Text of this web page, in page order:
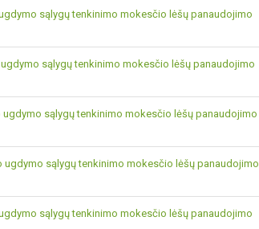
sąlygų tenkinimo mokesčio lėšų panaudojimo
ugdymo sąlygų tenkinimo mokesčio lėšų panaudojimo
ugdymo sąlygų tenkinimo mokesčio lėšų panaudojimo
ugdymo sąlygų tenkinimo mokesčio lėšų panaudojimo
sąlygų tenkinimo mokesčio lėšų panaudojimo